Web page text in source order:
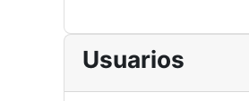
Usuarios